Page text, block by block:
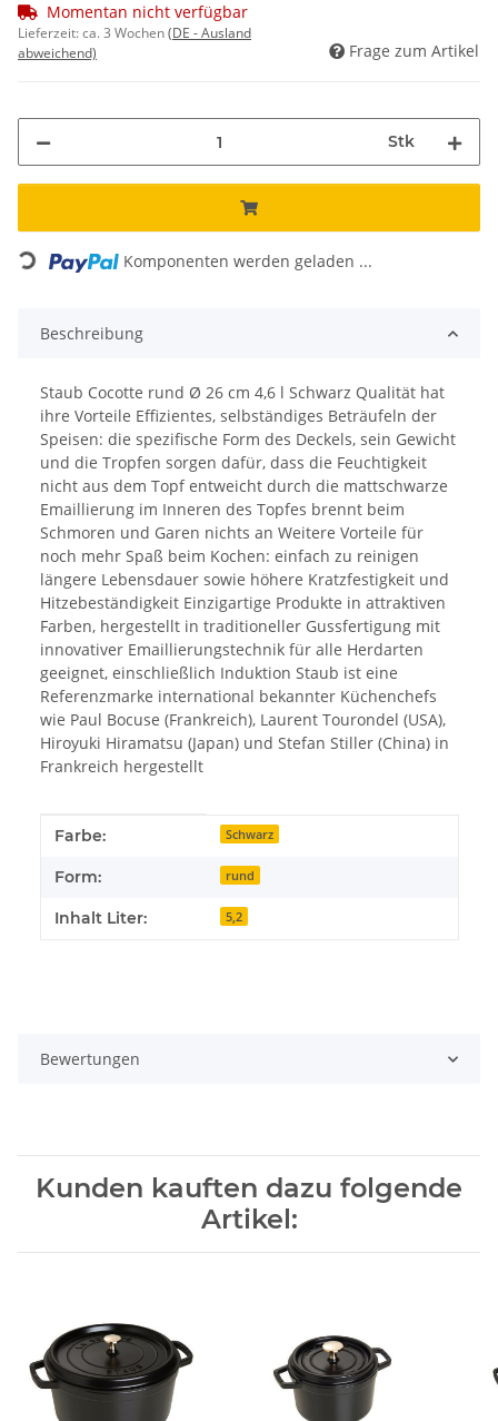
Momentan nicht verfügbar
Lieferzeit:ca. 3 Wochen(DE - Ausland
abweichend)
Frage zum Artikel
Stk
Loading... Komponenten werden geladen ...
Beschreibung
Staub Cocotte rund Ø 26 cm 4,6 l Schwarz Qualität hat
ihre Vorteile Effizientes, selbständiges Beträufeln der
Speisen: die spezifische Form des Deckels, sein Gewicht
und die Tropfen sorgen dafür, dass die Feuchtigkeit
nicht aus dem Topf entweicht durch die mattschwarze
Emaillierung im Inneren des Topfes brennt beim
Schmoren und Garen nichts an Weitere Vorteile für
noch mehr Spaß beim Kochen: einfach zu reinigen
längere Lebensdauer sowie höhere Kratzfestigkeit und
Hitzebeständigkeit Einzigartige Produkte in attraktiven
Farben, hergestellt in traditioneller Gussfertigung mit
innovativer Emaillierungstechnik für alle Herdarten
geeignet, einschließlich Induktion Staub ist eine
Referenzmarke international bekannter Küchenchefs
wie Paul Bocuse (Frankreich), Laurent Tourondel (USA),
Hiroyuki Hiramatsu (Japan) und Stefan Stiller (China) in
Frankreich hergestellt
Produkteigenschaft
Wert
Farbe: Schwarz
Form: rund
Inhalt Liter: 5,2
Bewertungen
Kunden kauften dazu folgende
Artikel: